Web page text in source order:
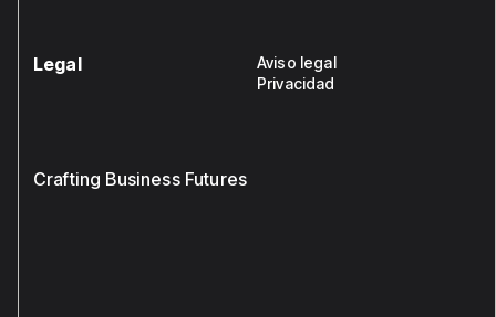
Legal
Aviso legal
Privacidad
Crafting Business Futures